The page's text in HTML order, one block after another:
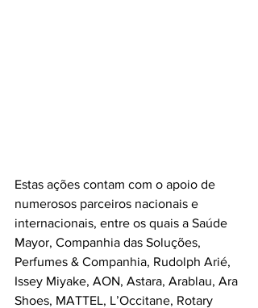
Estas ações contam com o apoio de
numerosos parceiros nacionais e
internacionais, entre os quais a Saúde
Mayor, Companhia das Soluções,
Perfumes & Companhia, Rudolph Arié,
Issey Miyake, AON, Astara, Arablau, Ara
Shoes, MATTEL, L’Occitane, Rotary